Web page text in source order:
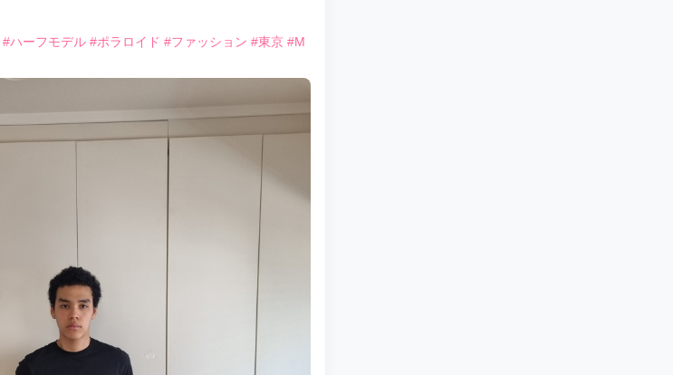
#ハーフモデル #ポラロイド #ファッション #東京 #M